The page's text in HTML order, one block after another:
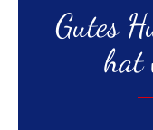
Gutes
hat